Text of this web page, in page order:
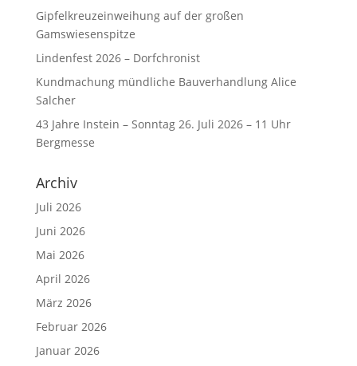
Gipfelkreuzeinweihung auf der großen
Gamswiesenspitze
Lindenfest 2026 – Dorfchronist
Kundmachung mündliche Bauverhandlung Alice
Salcher
43 Jahre Instein – Sonntag 26. Juli 2026 – 11 Uhr
Bergmesse
Archiv
Juli 2026
Juni 2026
Mai 2026
April 2026
März 2026
Februar 2026
Januar 2026